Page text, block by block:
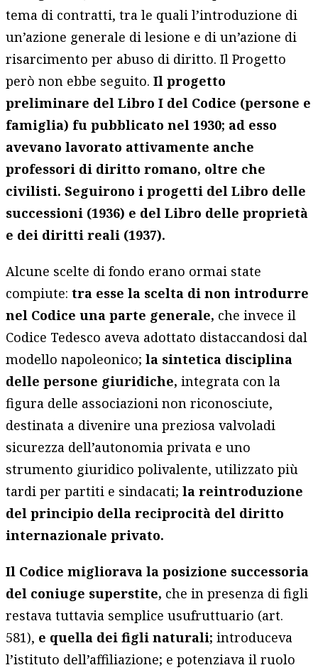
tema di contratti, tra le quali l’introduzione di
un’azione generale di lesione e di un’azione di
risarcimento per abuso di diritto. Il Progetto
però non ebbe seguito.Il progetto
preliminare del Libro I del Codice (persone e
famiglia) fu pubblicato nel 1930; ad esso
avevano lavorato attivamente anche
professori di diritto romano, oltre che
civilisti. Seguirono i progetti del Libro delle
successioni (1936) e del Libro delle proprietà
e dei diritti reali (1937).
Alcune scelte di fondo erano ormai state
compiute: tra esse la scelta di non introdurre
nel Codice una parte generale, che invece il
Codice Tedesco aveva adottato distaccandosi dal
modello napoleonico;la sintetica disciplina
delle persone giuridiche, integrata con la
figura delle associazioni non riconosciute,
destinata a divenire una preziosa valvoladi
sicurezza dell’autonomia privata e uno
strumento giuridico polivalente, utilizzato più
tardi per partiti e sindacati;la reintroduzione
del principio della reciprocità del diritto
internazionale privato.
Il Codice migliorava la posizione successoria
del coniuge superstite, che in presenza di figli
restava tuttavia semplice usufruttuario (art.
581), e quella dei figli naturali;introduceva
l’istituto dell’affiliazione; e potenziava il ruolo